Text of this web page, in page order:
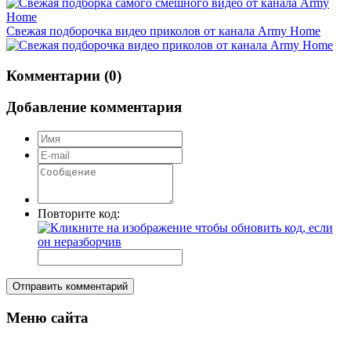
Свежая подборочка видео приколов от канала Army Home
Комментарии (0)
Добавление комментария
Повторите код:
Отправить комментарий
Меню сайта